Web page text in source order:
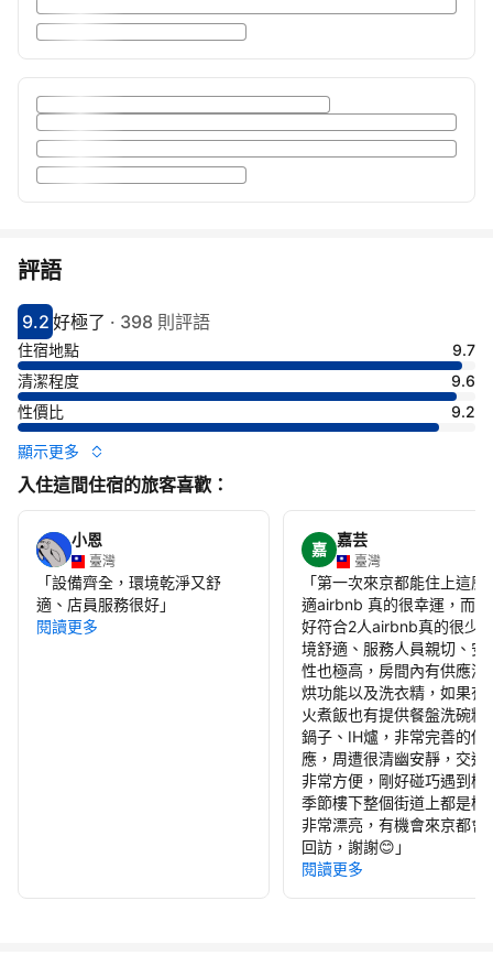
評語
分數9.2分
9.2
評比好極了
好極了 · 398 則評語
住宿地點
9.7
清潔程度
9.6
性價比
9.2
顯示更多
入住這間住宿的旅客喜歡：
小恩
臺灣
「設備齊全，環境乾淨又舒
適、店員服務很好」
閱讀更多
嘉
嘉芸
臺灣
「第一次來京都能住上這麼
適airbnb 真的很幸運，而
好符合2人airbnb真的很少
境舒適、服務人員親切、安
性也極高，房間內有供應洗
烘功能以及洗衣精，如果有
火煮飯也有提供餐盤洗碗精
鍋子、IH爐，非常完善的供
應，周遭很清幽安靜，交通
非常方便，剛好碰巧遇到櫻
季節樓下整個街道上都是櫻
非常漂亮，有機會來京都會
回訪，謝謝😊 」
閱讀更多